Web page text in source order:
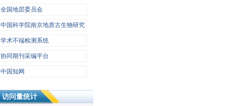
全国地层委员会
中国科学院南京地质古生物研究
所
学术不端检测系统
协同期刊采编平台
中国知网
访问量统计